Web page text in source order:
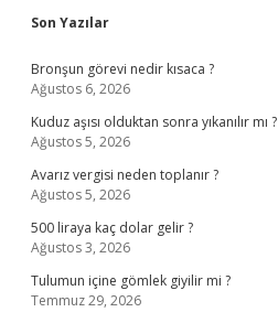
Sidebar
Son Yazılar
Bronşun görevi nedir kısaca ?
Ağustos 6, 2026
Kuduz aşısı olduktan sonra yıkanılır mı ?
Ağustos 5, 2026
Avarız vergisi neden toplanır ?
Ağustos 5, 2026
500 liraya kaç dolar gelir ?
Ağustos 3, 2026
Tulumun içine gömlek giyilir mi ?
Temmuz 29, 2026